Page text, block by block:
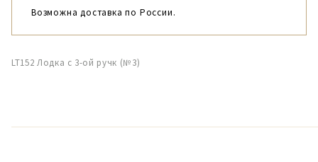
Возможна доставка по России.
LT152 Лодка с 3-ой ручк (№3)